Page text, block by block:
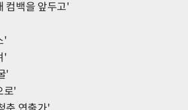
컴백을 앞두고'
'
'
'
로'